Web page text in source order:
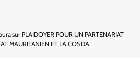
sur PLAIDOYER POUR UN PARTENARIAT
MAURITANIEN ET LA COSDA